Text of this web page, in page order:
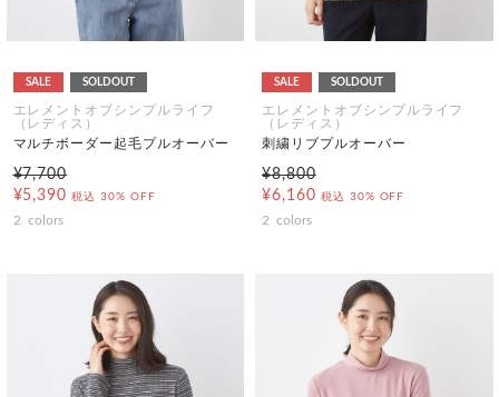
SALE SOLDOUT
エレメントオブシンプルライフ
（レディス）
マルチボーダー起毛プルオーバー
¥7,700
¥5,390 税込 30% OFF
2 colors
SALE SOLDOUT
エレメントオブシンプルライフ
（レディス）
刺繍リブプルオーバー
¥8,800
¥6,160 税込 30% OFF
2 colors